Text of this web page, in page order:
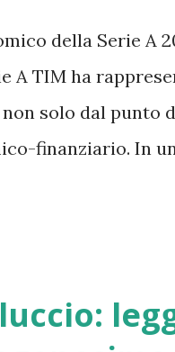
della Serie A
A TIM ha
solo dal punto
finanziario. In
un impatto